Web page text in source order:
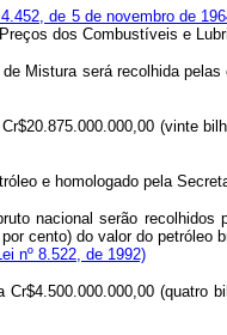
de 5 de novembro de
dos Combustíveis e
Mistura será recolhida
(vinte
e homologado pela
nacional serão
cento) do valor do petróleo
nº 8.522, de 1992)
(quatro